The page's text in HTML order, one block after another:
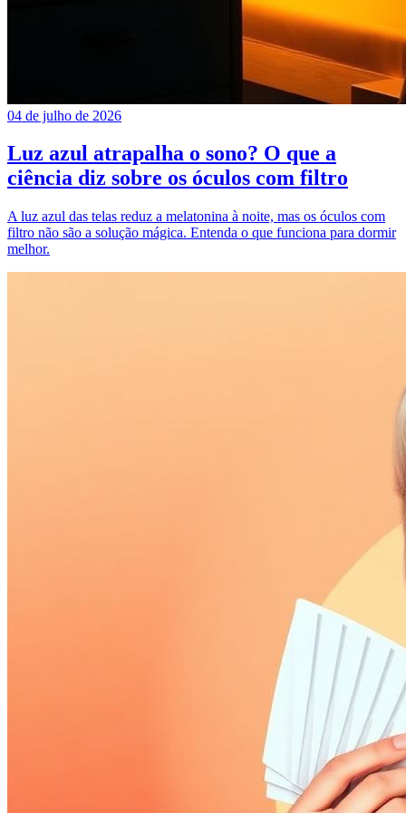
04 de julho de 2026
Luz azul atrapalha o sono? O que a
ciência diz sobre os óculos com filtro
A luz azul das telas reduz a melatonina à noite, mas os óculos com
filtro não são a solução mágica. Entenda o que funciona para dormir
melhor.